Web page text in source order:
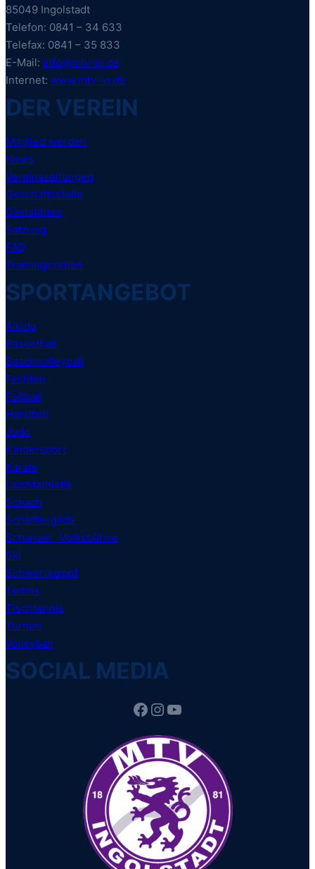
85049 Ingolstadt
Telefon: 0841 – 34 633
Telefax: 0841 – 35 833
E-Mail: info@mtv-in.de
Internet: www.mtv-in.de
DER VEREIN
Mitglied werden
News
Vereinszeitungen
Geschäftsstelle
Gaststätten
Satzung
FAQ
Trainingszeiten
SPORTANGEBOT
Aikido
Basketball
Beachvolleyball
Fechten
Fußball
Handball
Judo
Kindersport
Karate
Leichtathletik
Schach
Schäfflergilde
Schanzer -Volksbühne
Ski
Schwertkampf
Tennis
Tischtennis
Turnen
Volleyball
SOCIAL MEDIA
Facebook Instagram YouTube